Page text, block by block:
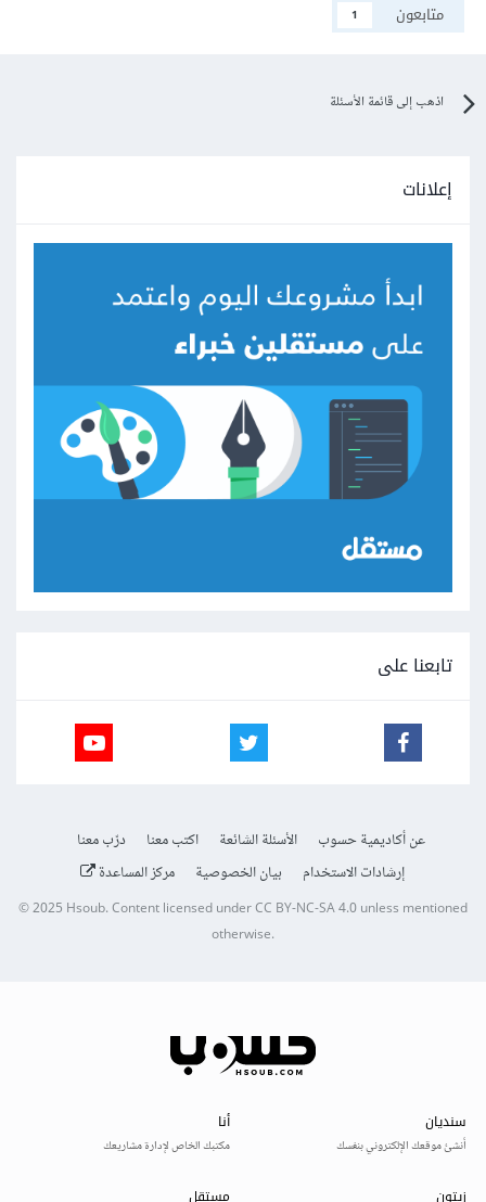
متابعون
1
اذهب إلى قائمة الأسئلة
إعلانات
تابعنا على
عن أكاديمية حسوب الأسئلة الشائعة اكتب معنا
درّب معنا
إرشادات الاستخدام
بيان الخصوصية مركز المساعدة
© 2025Hsoub.Content licensed underCC BY-NC-SA 4.0unless mentioned
otherwise.